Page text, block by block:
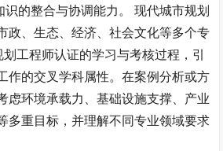
的整合与协调能力。
现代城市规划
政、生态、经济、社会文化等多个专
划工程师认证的学习与考核过程，引
作的交叉学科属性。在案例分析或方
虑环境承载力、基础设施支撑、产业
多重目标，并理解不同专业领域要求